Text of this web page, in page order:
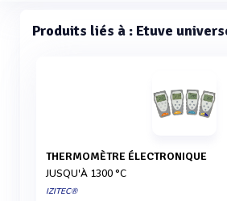
Produits liés à : Etuve
THERMOMÈTRE ÉLECTRONIQUE
JUSQU'À 1300 °C
IZITEC®